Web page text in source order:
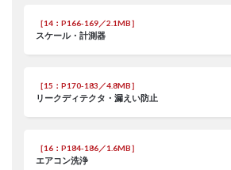
［14：P166-169／2.1MB］
スケール・計測器
［15：P170-183／4.8MB］
リークディテクタ・漏えい防止
［16：P184-186／1.6MB］
エアコン洗浄